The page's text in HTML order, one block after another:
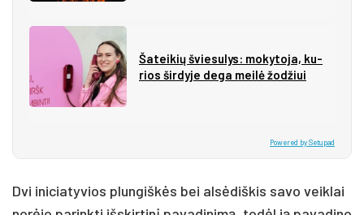
Ša­tei­kių švie­su­lys: mo­ky­to­ja, ku­
rios šir­dy­je de­ga mei­lė žo­džiui
Powered by Setupad
Dvi ini­cia­ty­vios plun­giš­kės bei al­sė­diš­kis sa­vo veik­lai